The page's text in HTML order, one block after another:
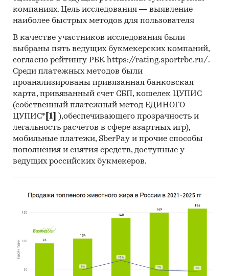
участвующих или планирующих участвовать в
государственных торгах показано
средневзвешенное отклонение итоговой
стоимости контрактов от их начальной
максимальной цены. Покупателям работы
предоставляется выгрузка в формате MS Excel.
Параметры выгрузки могут быть
скорректированы по запросу заказчика.
Профили крупнейших производителей
электроприборов для обогрева воздуха и
почвы
В работе представлены профили крупнейших
компаний показывают информацию о
динамике финансовых показателей компаний,
основных учредителей и т.д.
Прогноз развития рынка электроприборов
для обогрева воздуха и почвы
компаниях. Цель исследования — выявление
наиболее быстрых методов для пользователя
В качестве участников исследования были
выбраны пять ведущих букмекерских компаний,
согласно рейтингу РБК https://rating.sportrbc.ru/.
Среди платежных методов были
проанализированы привязанная банковская
карта, привязанный счет СБП, кошелек ЦУПИС
(собственный платежный метод ЕДИНОГО
ЦУПИС* [1]
),обеспечивающего прозрачность и
легальность расчетов в сфере азартных игр),
мобильные платежи, SberPay и прочие способы
пополнения и снятия средств, доступные у
ведущих российских букмекеров.